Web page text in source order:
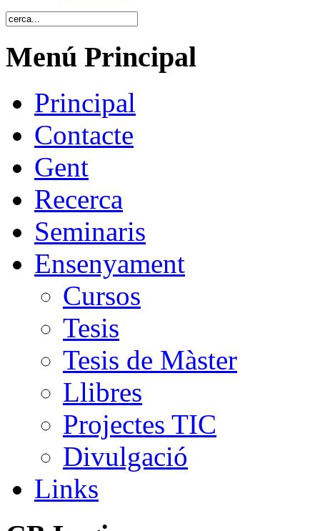
Menú Principal
Principal
Contacte
Gent
Recerca
Seminaris
Ensenyament
Cursos
Tesis
Tesis de Màster
Llibres
Projectes TIC
Divulgació
Links